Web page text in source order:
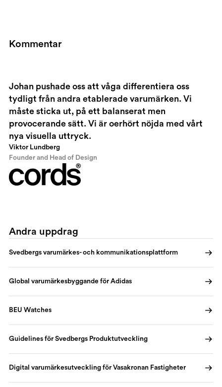
Kommentar
Johan pushade oss att våga differentiera oss
tydligt från andra etablerade varumärken. Vi
måste sticka ut, på ett balanserat men
provocerande sätt. Vi är oerhört nöjda med vårt
nya visuella uttryck.
Viktor Lundberg
Founder and Head of Design
Andra uppdrag
Svedbergs varumärkes- och kommunikationsplattform
Global varumärkesbyggande för Adidas
BEU Watches
Guidelines för Svedbergs Produktutveckling
Digital varumärkesutveckling för Vasakronan Fastigheter